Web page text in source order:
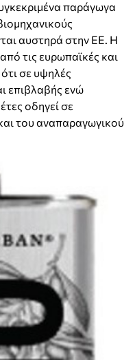
παράγωγα
αυστηρά στην ΕΕ. Η
τις ευρωπαϊκές και
σε υψηλές
επιβλαβής ενώ
οδηγεί σε
του αναπαραγωγικού